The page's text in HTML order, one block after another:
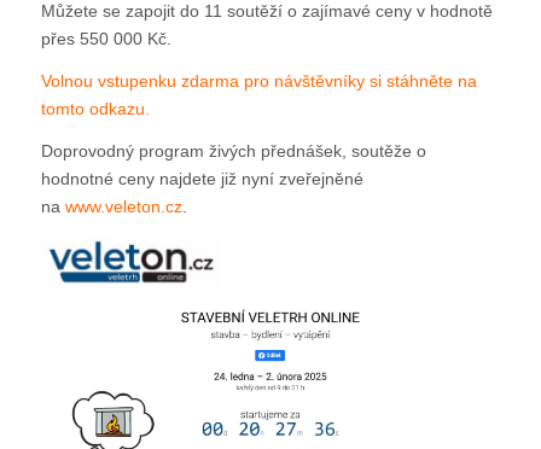
Můžete se zapojit do 11 soutěží o zajímavé ceny v hodnotě
přes 550 000 Kč.
Volnou vstupenku zdarma pro návštěvníky si stáhněte na
tomto odkazu.
Doprovodný program živých přednášek, soutěže o
hodnotné ceny najdete již nyní zveřejněné
na www.veleton.cz.